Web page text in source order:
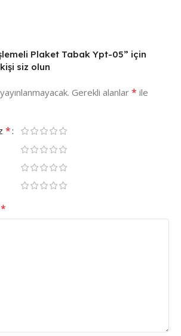
Plaket Tabak Ypt-05” için
siz olun
Gerekli alanlar * ile
*
*